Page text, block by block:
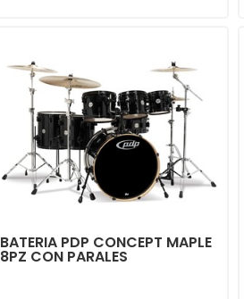
BATERIA PDP CONCEPT MAPLE
8PZ CON PARALES